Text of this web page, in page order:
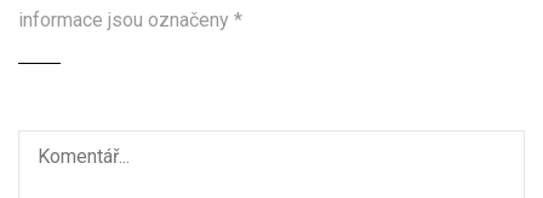
informace jsou označeny *